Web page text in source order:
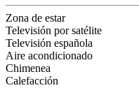
Zona de estar
Televisión por satélite
Televisión española
Aire acondicionado
Chimenea
Calefacción